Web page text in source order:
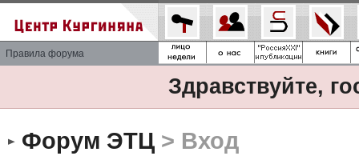
Правила форума
Здравствуйте,
Форум ЭТЦ> Вход